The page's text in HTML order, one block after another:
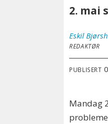
2. mai
Eskil
REDAKTØR
PUBLISERT
Mandag